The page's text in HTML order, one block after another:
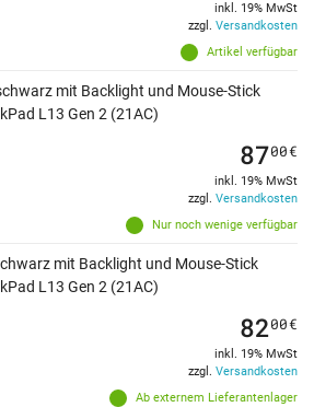
Artikel verfügbar
inkl. 19% MwSt
zzgl. Versandkosten
mit Backlight und Mouse-Stick
L13 Gen 2 (21AC)
Nur noch wenige verfügbar
8700€
inkl. 19% MwSt
zzgl. Versandkosten
mit Backlight und Mouse-Stick
L13 Gen 2 (21AC)
Ab externem Lieferantenlager
8200€
inkl. 19% MwSt
zzgl. Versandkosten